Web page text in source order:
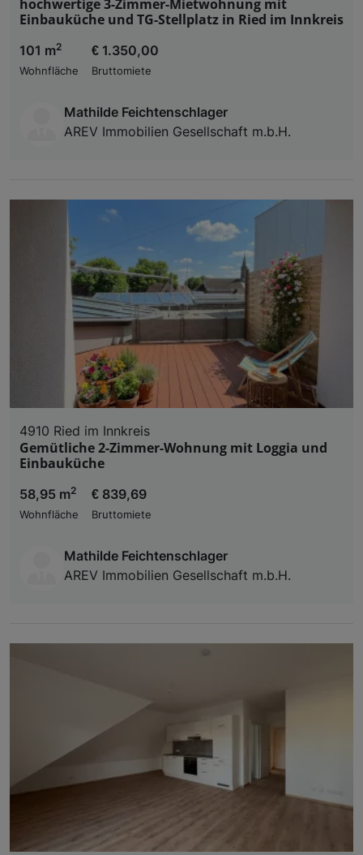
hochwertige 3-Zimmer-Mietwohnung mit
Einbauküche und TG-Stellplatz in Ried im Innkreis
101 m2
Wohnfläche
€ 1.350,00
Bruttomiete
Mathilde Feichtenschlager
AREV Immobilien Gesellschaft m.b.H.
4910 Ried im Innkreis
Gemütliche 2-Zimmer-Wohnung mit Loggia und
Einbauküche
58,95 m2
Wohnfläche
€ 839,69
Bruttomiete
Mathilde Feichtenschlager
AREV Immobilien Gesellschaft m.b.H.